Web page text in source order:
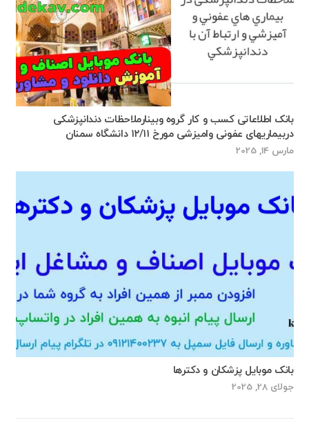
بانک اطلاعاتی کسب و کار گروه وبینارملاحظات دندانپزشکی
دربیماریهای عفونی وامیزشی مورخ ۱۲/۱۱ دانشگاه سمنان
مارس 14, 2025
بانک موبایل پزشکان و دکترها
جولای 28, 2025